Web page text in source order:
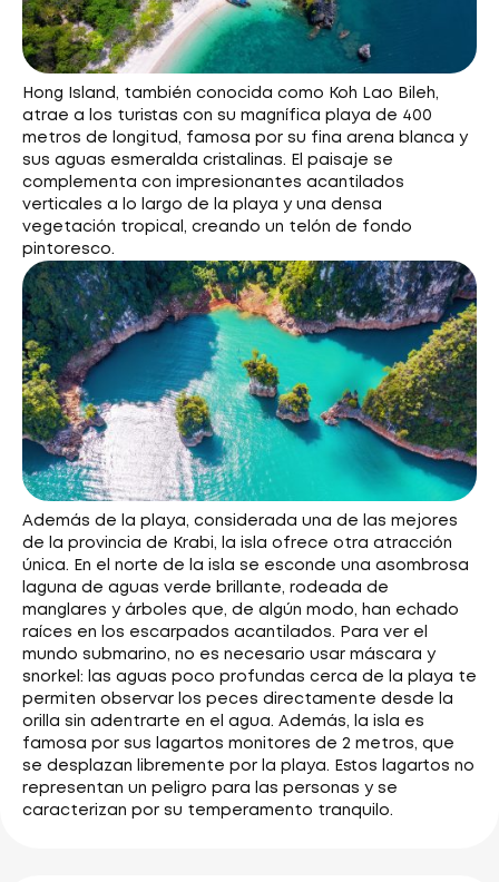
Hong Island, también conocida como Koh Lao Bileh,
atrae a los turistas con su magnífica playa de 400
metros de longitud, famosa por su fina arena blanca y
sus aguas esmeralda cristalinas. El paisaje se
complementa con impresionantes acantilados
verticales a lo largo de la playa y una densa
vegetación tropical, creando un telón de fondo
pintoresco.
Además de la playa, considerada una de las mejores
de la provincia de Krabi, la isla ofrece otra atracción
única. En el norte de la isla se esconde una asombrosa
laguna de aguas verde brillante, rodeada de
manglares y árboles que, de algún modo, han echado
raíces en los escarpados acantilados. Para ver el
mundo submarino, no es necesario usar máscara y
snorkel: las aguas poco profundas cerca de la playa te
permiten observar los peces directamente desde la
orilla sin adentrarte en el agua. Además, la isla es
famosa por sus lagartos monitores de 2 metros, que
se desplazan libremente por la playa. Estos lagartos no
representan un peligro para las personas y se
caracterizan por su temperamento tranquilo.